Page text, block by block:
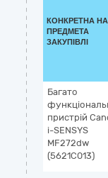
КОНКРЕТНА
ПРЕДМЕТА
ЗАКУПІВЛІ
Багато
пристрій
i-SENSYS
MF272dw
(5621C013)